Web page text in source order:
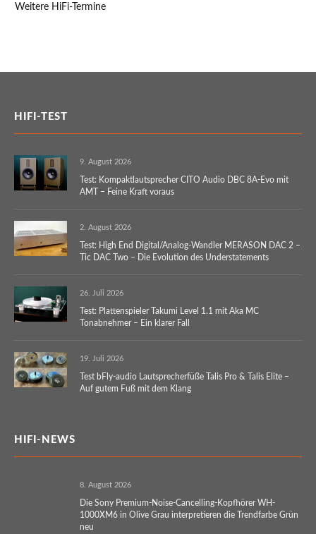
Weitere HiFi-Termine
HIFI-TEST
9. August 2026
Test: Kompaktlautsprecher CITO Audio DBC 8A-Evo mit
AMT – Feine Kraft voraus
2. August 2026
Test: High End Digital/Analog-Wandler MERASON DAC 2 –
Tic DAC Two – Die Evolution des Understatements
26. Juli 2026
Test: Plattenspieler Takumi Level 1.1 mit Aka MC
Tonabnehmer – Ein klarer Fall
19. Juli 2026
Test bFly-audio Lautsprecherfüße Talis Pro & Talis Elite –
Auf gutem Fuß mit dem Klang
HIFI-NEWS
8. August 2026
Die Sony Premium-Noise-Cancelling-Kopfhörer WH-
1000XM6 in Olive Grau interpretieren die Trendfarbe Grün
neu